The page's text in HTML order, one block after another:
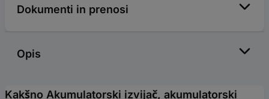
Dokumenti in prenosi
Opis
Kakšno Akumulatorski izvijač, akumulatorski